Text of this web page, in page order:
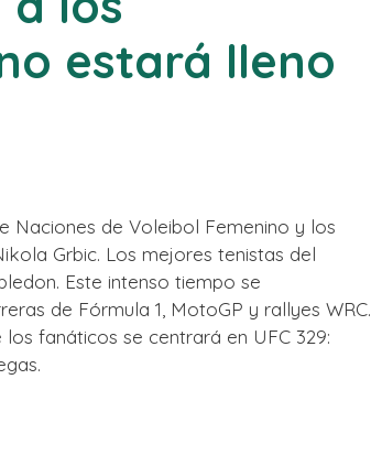
estará lleno
Naciones de Voleibol Femenino y los
Grbic. Los mejores tenistas del
Este intenso tiempo se
de Fórmula 1, MotoGP y rallyes WRC.
fanáticos se centrará en UFC 329: